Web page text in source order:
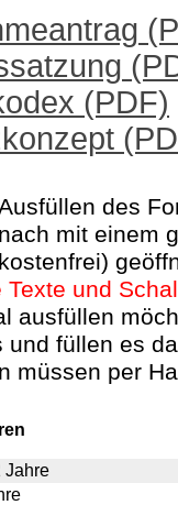
(PDF)
des
mit einem
werden.
Texte und
ausfüllen
füllen es
müssen per
Jahre